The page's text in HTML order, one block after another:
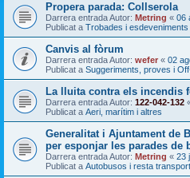
Propera parada: Collserola
Darrera entrada Autor: Metring « 06
Publicat a Trobades i esdeveniments
Canvis al fòrum
Darrera entrada Autor: wefer « 02
Publicat a Suggeriments, proves i
La lluita contra els incendis
Darrera entrada Autor: 122-042-132
Publicat a Aeri, marítim i altres
Generalitat i Ajuntament de
per esponjar les parades de
Darrera entrada Autor: Metring « 23
Publicat a Autobusos i resta